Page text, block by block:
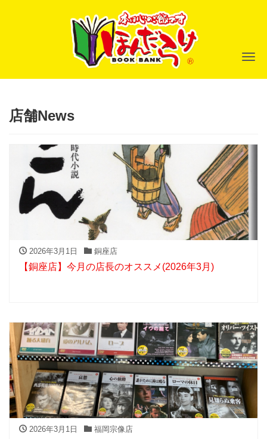
ナ
店舗News
2026年3月1日 銅座店
【銅座店】今月の店長のオススメ(2026年3月)
2026年3月1日 福岡宗像店